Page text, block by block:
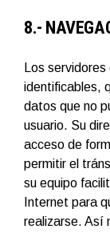
8.-
Los
identificables,
datos que no
usuario. Su
acceso de
permitir el
su equipo
Internet para
realizarse. Así